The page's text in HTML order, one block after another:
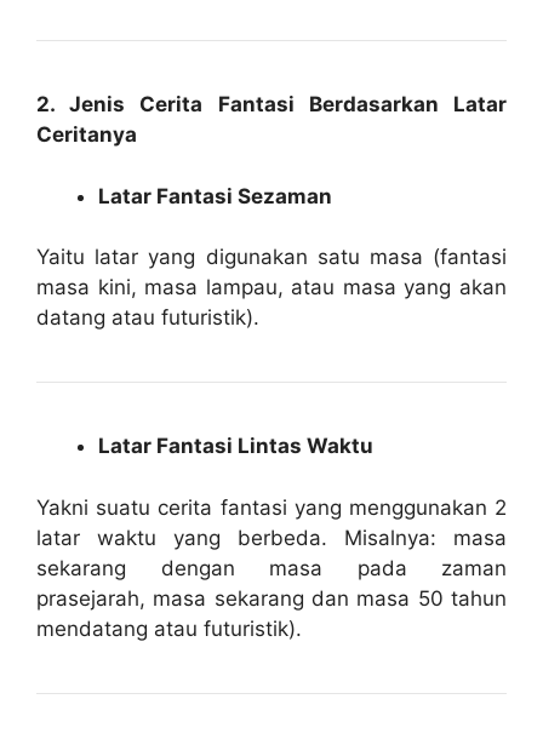
2. Jenis Cerita Fantasi Berdasarkan Latar
Ceritanya
Latar Fantasi Sezaman
Yaitu latar yang digunakan satu masa (fantasi
masa kini, masa lampau, atau masa yang akan
datang atau futuristik).
Latar Fantasi Lintas Waktu
Yakni suatu cerita fantasi yang menggunakan 2
latar waktu yang berbeda. Misalnya: masa
sekarang dengan masa pada zaman
prasejarah, masa sekarang dan masa 50 tahun
mendatang atau futuristik).